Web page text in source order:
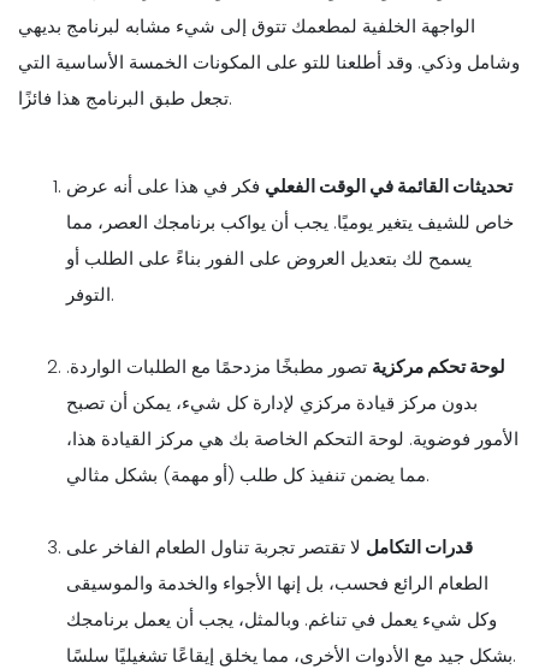
الواجهة الخلفية لمطعمك تتوق إلى شيء مشابه لبرنامج بديهي
وشامل وذكي. وقد أطلعنا للتو على المكونات الخمسة الأساسية التي
تجعل طبق البرنامج هذا فائزًا.
تحديثات القائمة في الوقت الفعلي فكر في هذا على أنه عرض
خاص للشيف يتغير يوميًا. يجب أن يواكب برنامجك العصر، مما
يسمح لك بتعديل العروض على الفور بناءً على الطلب أو
التوفر.
لوحة تحكم مركزية تصور مطبخًا مزدحمًا مع الطلبات الواردة.
بدون مركز قيادة مركزي لإدارة كل شيء، يمكن أن تصبح
الأمور فوضوية. لوحة التحكم الخاصة بك هي مركز القيادة هذا،
مما يضمن تنفيذ كل طلب (أو مهمة) بشكل مثالي.
قدرات التكامل لا تقتصر تجربة تناول الطعام الفاخر على
الطعام الرائع فحسب، بل إنها الأجواء والخدمة والموسيقى
وكل شيء يعمل في تناغم. وبالمثل، يجب أن يعمل برنامجك
بشكل جيد مع الأدوات الأخرى، مما يخلق إيقاعًا تشغيليًا سلسًا.